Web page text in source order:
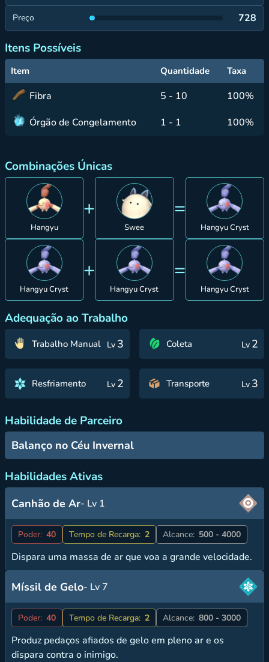
Preço 728
Itens Possíveis
Item Quantidade Taxa
Fibra 5 - 10
100%
Órgão de Congelamento
1 - 1 100%
Combinações Únicas
Hangyu
+
Swee
=
Hangyu Cryst
Hangyu Cryst
+
Hangyu Cryst
=
Hangyu Cryst
Adequação ao Trabalho
Trabalho Manual Lv 3 Coleta Lv 2
Resfriamento Lv 2 Transporte Lv 3
Habilidade de Parceiro
Balanço no Céu Invernal
Habilidades Ativas
Canhão de Ar- Lv 1
Poder: 40 Tempo de Recarga: 2 Alcance: 500 - 4000
Dispara uma massa de ar que voa a grande velocidade.
Míssil de Gelo- Lv 7
Poder: 40 Tempo de Recarga: 2 Alcance: 800 - 3000
Produz pedaços afiados de gelo em pleno ar e os
dispara contra o inimigo.